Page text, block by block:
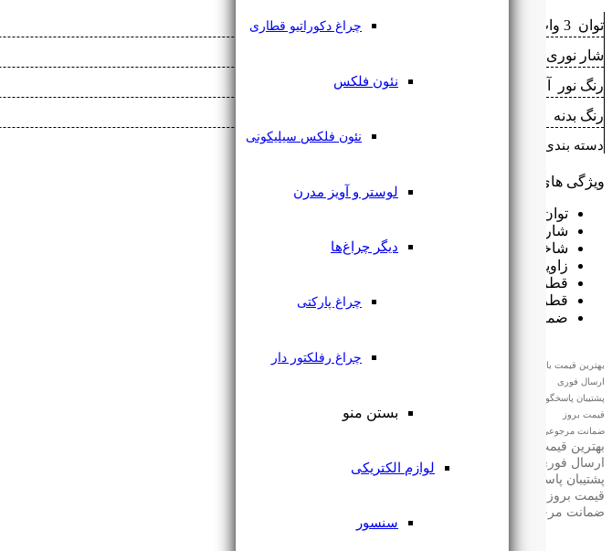
چراغ دکوراتیو قطاری
نئون فلکس
نئون فلکس سیلیکونی
لوستر و آویز مدرن
دیگر چراغ‌ها
چراغ پارکتی
چراغ رفلکتور دار
بستن منو
لوازم الکتریکی
سنسور
توان ‌ 3 وات
شار نوری ‌
رنگ نور ‌
رنگ بدنه ‌
دسته بندی: ‌
ویژگی های محصول:
توان مصرفی (w): 3 وات
شار نوری: 300 لومن
شاخص نمود رنگ (CRI): CRI>90
زاویه پخش نور: 35 درجه
قطر رویه (mm): 50 میلی‌متر
قطر برش (mm): 45 میلی‌متر
ضمانت (ماه): 36 ماه
بهترین قیمت بازار
ارسال فوری
پشتیبان پاسخگو
قیمت بروز
ضمانت مرجوعی
بهترین قیمت بازار
ارسال فوری
پشتیبان پاسخگو
قیمت بروز
ضمانت مرجوعی